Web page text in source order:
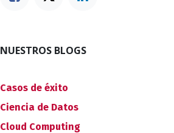
NUESTROS BLOGS
Casos de éxito
Ciencia de Datos
Cloud Computing